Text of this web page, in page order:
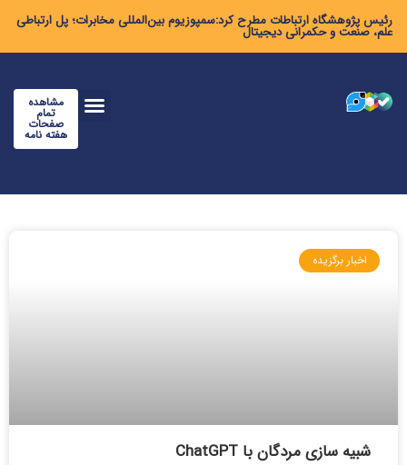
رئیس پژوهشگاه ارتباطات مطرح کرد:سمپوزیوم بین‌المللی مخابرات؛ پل ارتباطی
علم، صنعت و حکمرانی دیجیتال
مشاهده
تمام
صفحات
هفته نامه
اخبار برگزیده
شبیه سازی مردگان با ChatGPT